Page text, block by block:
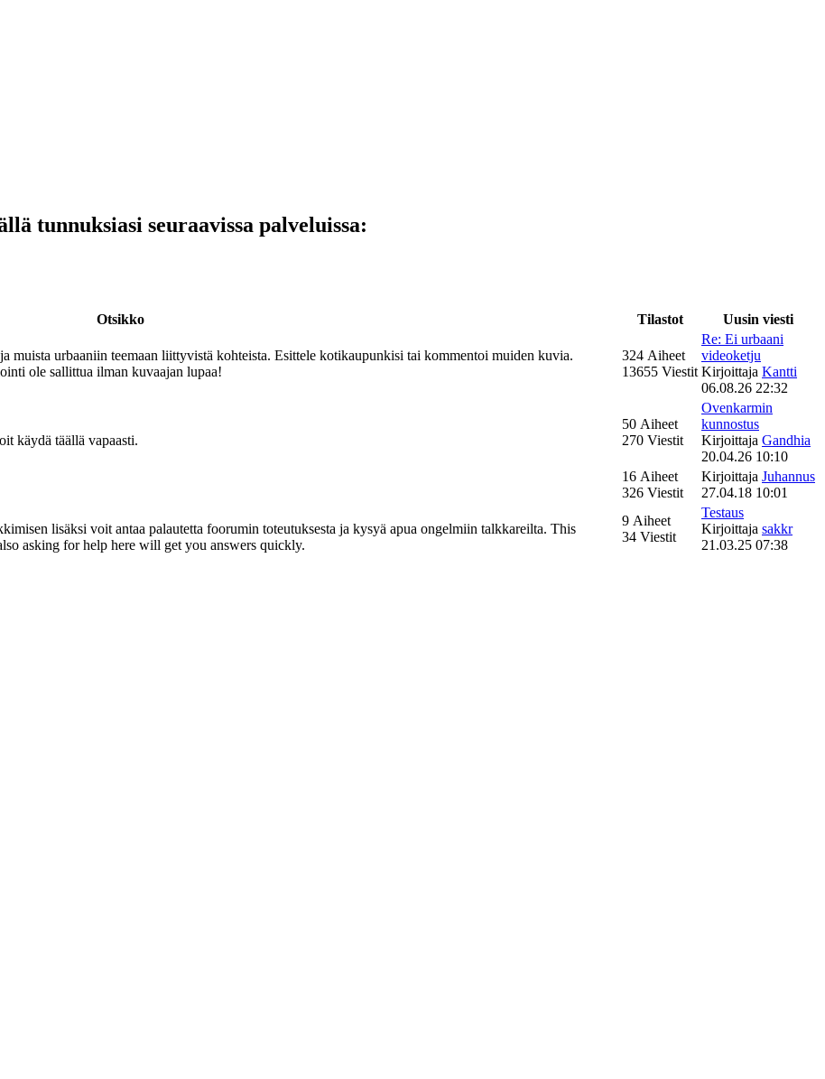
tunnuksiasi seuraavissa palveluissa:
Otsikko
Tilastot
Uusin viesti
muista urbaaniin teemaan liittyvistä kohteista. Esittele kotikaupunkisi tai kommentoi muiden kuvia.
ole sallittua ilman kuvaajan lupaa!
324 Aiheet
13655 Viestit
Re: Ei urbaani
videoketju
Kirjoittaja Kantti
06.08.26 22:32
käydä täällä vapaasti.
50 Aiheet
270 Viestit
Ovenkarmin
kunnostus
Kirjoittaja Gandhia
20.04.26 10:10
16 Aiheet
326 Viestit
Kirjoittaja Juhannus
27.04.18 10:01
lisäksi voit antaa palautetta foorumin toteutuksesta ja kysyä apua ongelmiin talkkareilta. This
asking for help here will get you answers quickly.
9 Aiheet
34 Viestit
Testaus
Kirjoittaja sakkr
21.03.25 07:38